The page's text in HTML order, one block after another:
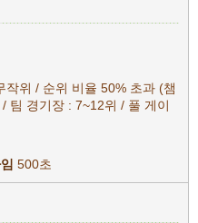
작위 / 순위 비율 50% 초과 (챔
팀 경기장 : 7~12위 / 풀 게이
500초